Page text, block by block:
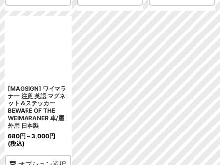
[MAGSIGN] ワイマラ
ナー 注意 英語 マグネ
ット＆ステッカー
BEWARE OF THE
WEIMARANER 車/屋
外用 日本製
680円 ～3,000円
(税込)